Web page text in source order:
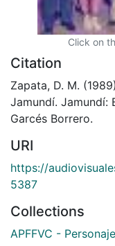
Click on
Citation
Zapata, D. M.
Jamundí. Jamundí:
Garcés Borrero.
URI
https://
5387
Collections
APFFVC -